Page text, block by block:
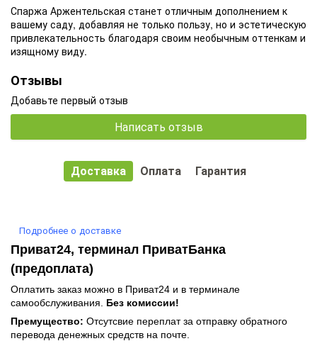
Спаржа Аржентельская станет отличным дополнением к
вашему саду, добавляя не только пользу, но и эстетическую
привлекательность благодаря своим необычным оттенкам и
изящному виду.
Отзывы
Добавьте первый отзыв
Написать отзыв
Доставка Оплата Гарантия
Подробнее о доставке
Приват24, терминал ПриватБанка
(предоплата)
Оплатить заказ можно в Приват24 и в терминале
самообслуживания. Без комиссии!
Премущество: Отсутсвие переплат за отправку обратного
перевода денежных средств на почте.